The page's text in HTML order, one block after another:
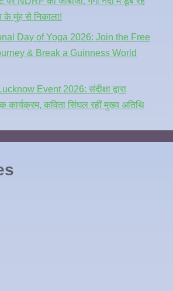
के मुंह से निकाला!
Day of Yoga 2026: Join the Free
& Break a Guinness World
Event 2026: संदीक्षा द्वारा
कार्यक्रम, कविता सिंघल रहीं मुख्य अतिथि